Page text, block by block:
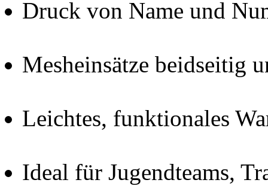
Druck von Name und
Mesheinsätze beidseitig
Leichtes, funktionales
Ideal für Jugendteams,